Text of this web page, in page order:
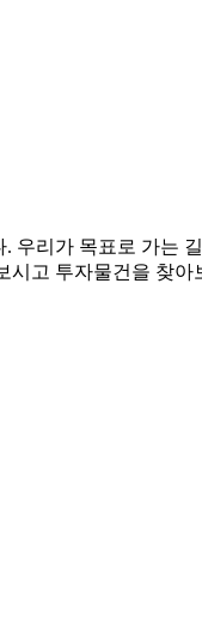
리가 목표로 가는
고 투자물건을 찾